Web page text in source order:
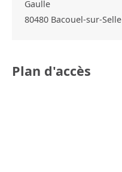
Gaulle
80480 Bacouel-sur-Selle
Plan d'accès